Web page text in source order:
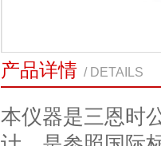
产品详情 / DETAILS
本仪器是三恩时